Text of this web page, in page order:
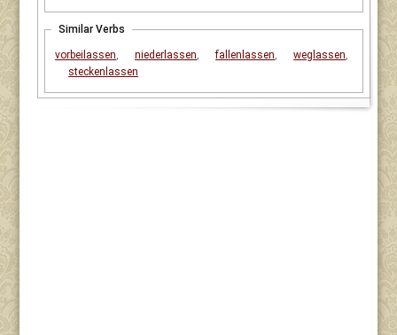
Similar Verbs
vorbeilassen, niederlassen, fallenlassen, weglassen,
steckenlassen